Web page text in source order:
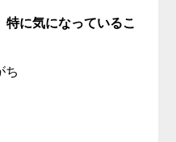
に気になっているこ
ち